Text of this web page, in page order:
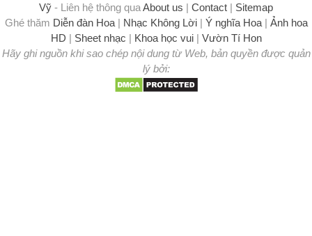
Vỹ - Liên hệ thông quaAbout us | Contact | Sitemap
Ghé thăm Diễn đàn Hoa| Nhạc Không Lời| Ý nghĩa Hoa| Ảnh hoa
HD | Sheet nhạc | Khoa học vui| Vườn Tí Hon
Hãy ghi nguồn khi sao chép nội dung từ Web, bản quyền được quản
lý bởi: